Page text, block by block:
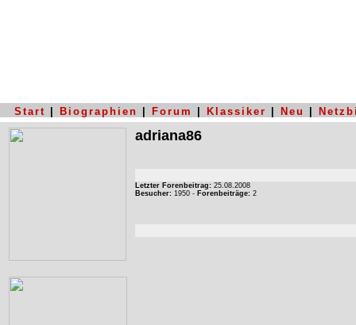
Start Biographien Forum Klassiker Neu
adriana86
Letzter Forenbeitrag: 25.08.2008
Besucher: 1950 - Forenbeiträge: 2